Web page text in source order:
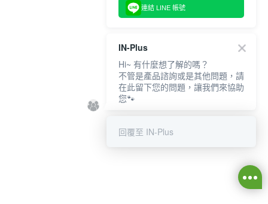
連結 LINE 帳號
IN-Plus
Hi~ 有什麼想了解的嗎？
不管是產品諮詢或是其他問題，請
在此留下您的問題，讓我們來協助
您🐾
回覆至 IN-Plus